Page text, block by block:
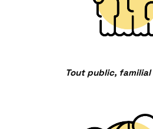
Tout public,